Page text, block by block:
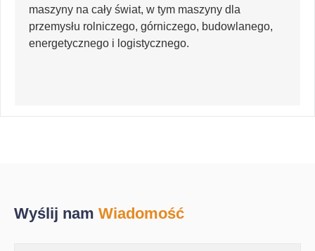
maszyny na cały świat, w tym maszyny dla
przemysłu rolniczego, górniczego, budowlanego,
energetycznego i logistycznego.
Wyślij nam Wiadomość